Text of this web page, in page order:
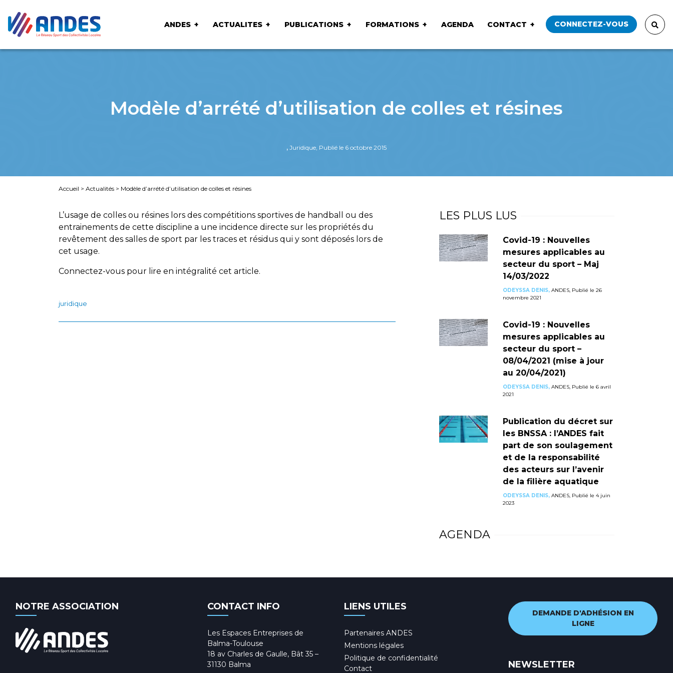
ANDES ACTUALITES PUBLICATIONS FORMATIONS AGENDA CONTACT CONNECTEZ-VOUS
Modèle d’arrété d’utilisation de colles et résines
, Juridique, Publié le 6 octobre 2015
Accueil > Actualités > Modèle d’arrété d’utilisation de colles et résines
L’usage de colles ou résines lors des compétitions sportives de handball ou des
entrainements de cette discipline a une incidence directe sur les propriétés du
revêtement des salles de sport par les traces et résidus qui y sont déposés lors de
cet usage.
Connectez-vous pour lire en intégralité cet article.
juridique
LES PLUS LUS
Covid-19 : Nouvelles
mesures applicables au
secteur du sport – Maj
14/03/2022
ODEYSSA DENIS,ANDES, Publié le 26
novembre 2021
Covid-19 : Nouvelles
mesures applicables au
secteur du sport –
08/04/2021 (mise à jour
au 20/04/2021)
ODEYSSA DENIS,ANDES, Publié le 6 avril
2021
Publication du décret sur
les BNSSA : l’ANDES fait
part de son soulagement
et de la responsabilité
des acteurs sur l’avenir
de la filière aquatique
ODEYSSA DENIS,ANDES, Publié le 4 juin
2023
AGENDA
NOTRE ASSOCIATION CONTACT INFO
Les Espaces Entreprises de
Balma-Toulouse
18 av Charles de Gaulle, Bât 35 –
31130 Balma
LIENS UTILES
Partenaires ANDES
Mentions légales
Politique de confidentialité
Contact
DEMANDE D'ADHÉSION EN
LIGNE
NEWSLETTER